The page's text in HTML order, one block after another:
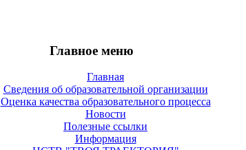
Главное меню
Главная
Сведения об образовательной организации
Оценка качества образовательного процесса
Новости
Полезные ссылки
Информация